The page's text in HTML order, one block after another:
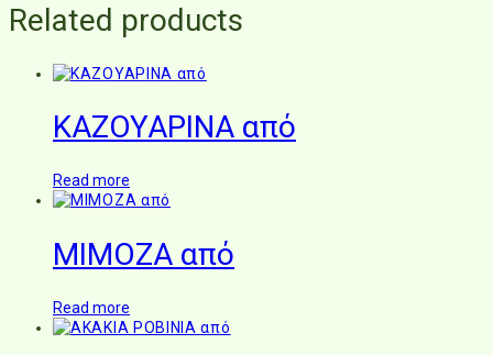
Related products
ΚΑΖΟΥΑΡΙΝΑ από
Read more
ΜΙΜΟΖΑ από
Read more